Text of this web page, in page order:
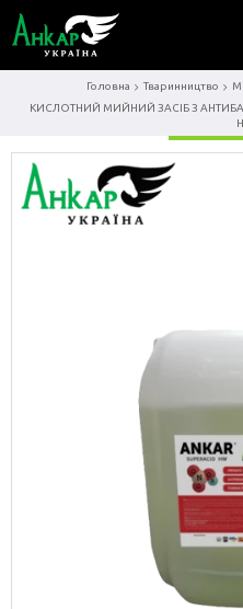
Головна Тваринництво
КИСЛОТНИЙ МИЙНИЙ ЗАСІБ З